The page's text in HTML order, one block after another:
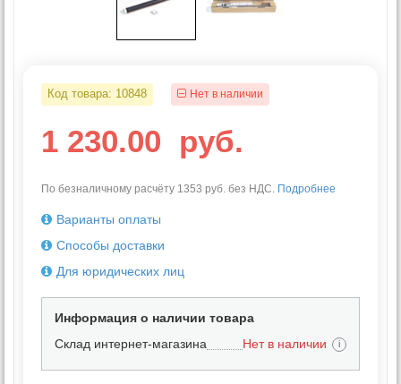
Код товара: 10848 Нет в наличии
1 230.00 руб.
По безналичному расчёту 1353 руб. без НДС. Подробнее
Варианты оплаты
Способы доставки
Для юридических лиц
Информация о наличии товара
Склад интернет-магазина
Нет в наличии i